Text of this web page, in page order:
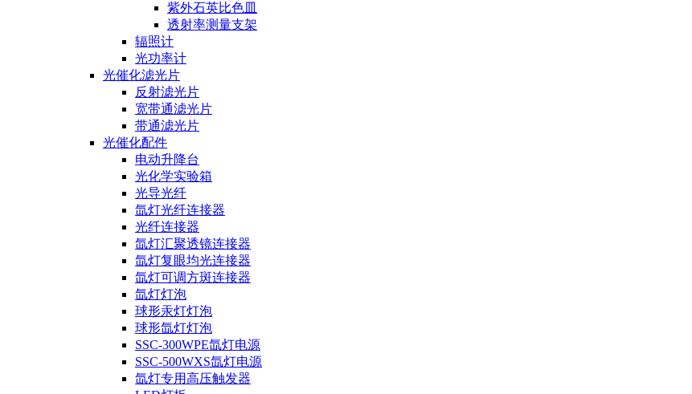
紫外石英比色皿
透射率测量支架
辐照计
光功率计
光催化滤光片
反射滤光片
宽带通滤光片
带通滤光片
光催化配件
电动升降台
光化学实验箱
光导光纤
氙灯光纤连接器
光纤连接器
氙灯汇聚透镜连接器
氙灯复眼均光连接器
氙灯可调方斑连接器
氙灯灯泡
球形汞灯灯泡
球形氙灯灯泡
SSC-300WPE氙灯电源
SSC-500WXS氙灯电源
氙灯专用高压触发器